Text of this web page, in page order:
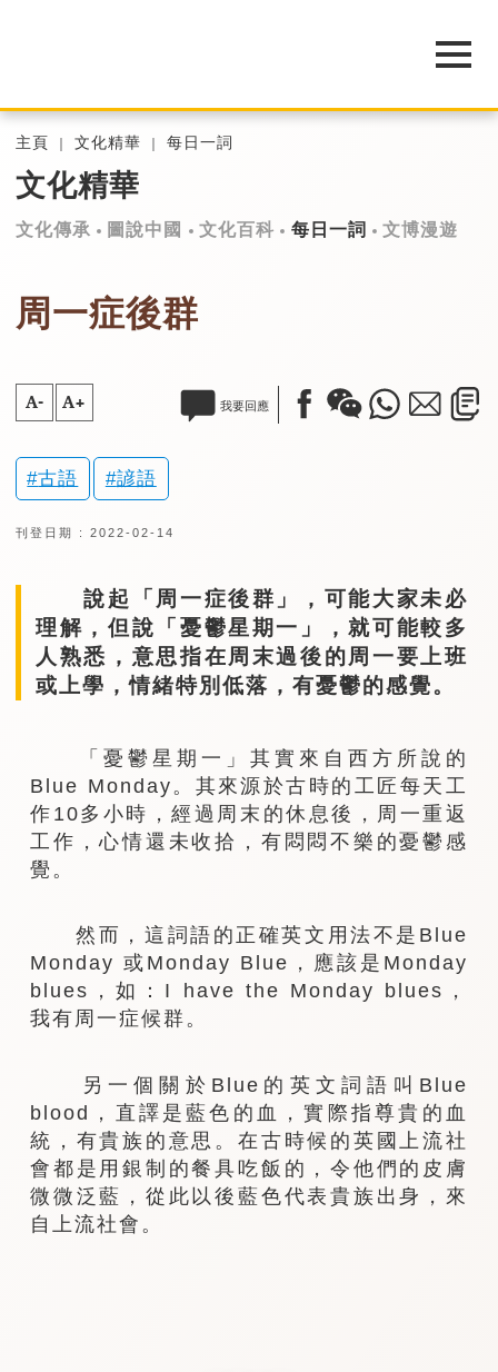
主頁 文化精華 每日一詞
文化精華
文化傳承 圖說中國 文化百科 每日一詞 文博漫遊
周一症後群
A- A+ 我要回應
古語 諺語
刊登日期 : 2022-02-14
說起「周一症後群」，可能大家未必
理解，但說「憂鬱星期一」，就可能較多
人熟悉，意思指在周末過後的周一要上班
或上學，情緒特別低落，有憂鬱的感覺。
「憂鬱星期一」其實來自西方所說的
Blue Monday。其來源於古時的工匠每天工
作10多小時，經過周末的休息後，周一重返
工作，心情還未收拾，有悶悶不樂的憂鬱感
覺。
然而，這詞語的正確英文用法不是Blue
Monday 或Monday Blue，應該是Monday
blues，如：I have the Monday blues，
我有周一症候群。
另一個關於Blue的英文詞語叫Blue
blood，直譯是藍色的血，實際指尊貴的血
統，有貴族的意思。在古時候的英國上流社
會都是用銀制的餐具吃飯的，令他們的皮膚
微微泛藍，從此以後藍色代表貴族出身，來
自上流社會。